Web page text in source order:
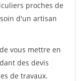
proches de
d'un artisan
vous mettre en
des devis
de travaux.